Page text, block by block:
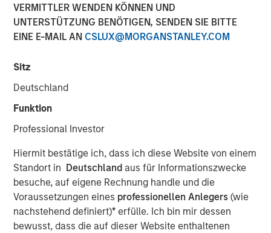
VERMITTLER WENDEN KÖNNEN UND
UNTERSTÜTZUNG BENÖTIGEN, SENDEN SIE BITTE
EINE E-MAIL AN CSLUX@MORGANSTANLEY.COM
Sitz
Deutschland
Funktion
Professional Investor
Hiermit bestätige ich, dass ich diese Website von einem
Standort in Deutschland aus für Informationszwecke
besuche, auf eigene Rechnung handle und die
Voraussetzungen eines professionellen Anlegers(wie
nachstehend definiert)* erfülle. Ich bin mir dessen
bewusst, dass die auf dieser Website enthaltenen
NEW YORK, NY — May 8, 2018
Fusion (NASDAQ:FSNN), a leading provider of cloud
a private placement (the “Private Placement”) of 1,523,811
shares of its common stock. The shares were priced at
Proceeds from the Private Placement will be used by
Fusion for general corporate purposes.
Investment funds managed by Morgan Stanley Credit
Partners, an investment team of Morgan Stanley
Investment Management, which participated in Fusion’s